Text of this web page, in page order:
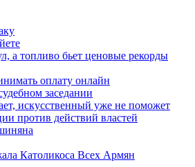
а топливо бьет ценовые рекорды
оплату онлайн
заседании
искусственный уже не поможет
против действий властей
Католикоса Всех Армян